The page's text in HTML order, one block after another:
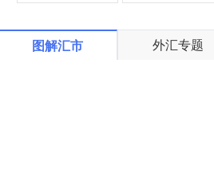
图解汇市 外汇专题